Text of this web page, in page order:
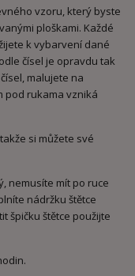
vzoru, který byste
ploškami. Každé
k vybarvení dané
čísel je opravdu tak
malujete na
pod rukama vzniká
si můžete své
nemusíte mít po ruce
nádržku štětce
špičku štětce použijte